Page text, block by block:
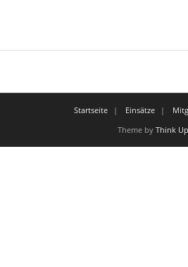
Startseite Einsätze
Theme by Think